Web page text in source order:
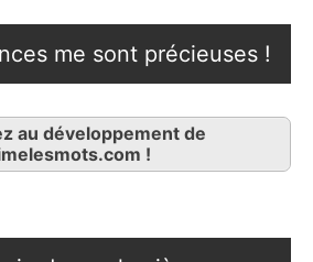
me sont précieuses !
au développement de
!